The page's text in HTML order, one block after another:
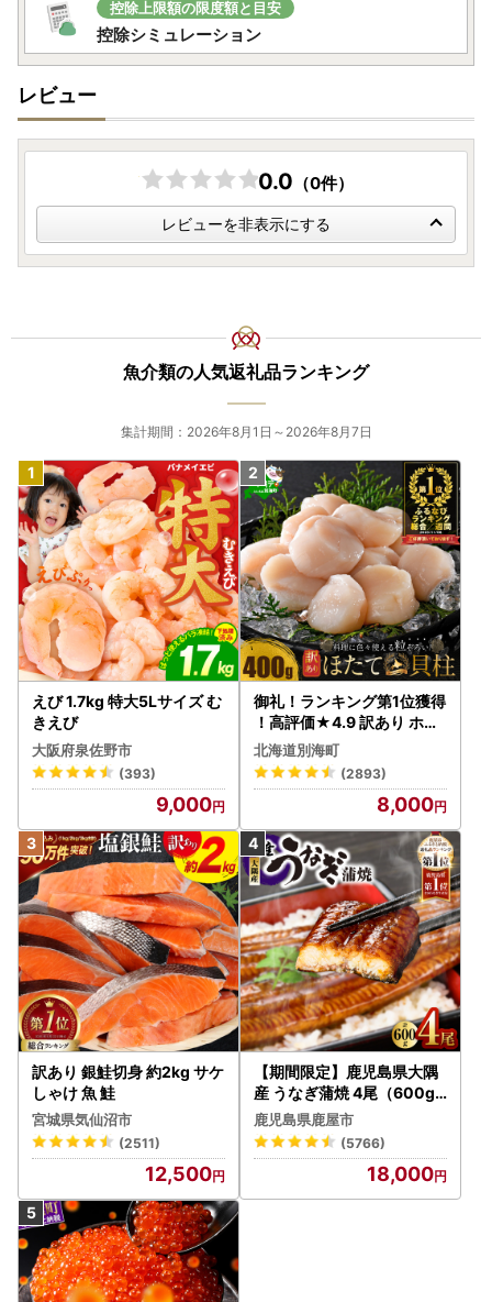
控除上限額の限度額と目安
控除シミュレーション
レビュー
0.0 （0件）
レビューを非表示にする
魚介類の人気返礼品ランキング
集計期間：2026年8月1日～2026年8月7日
えび 1.7kg 特大5Lサイズ む
きえび
大阪府泉佐野市
(393)
9,000
御礼！ランキング第1位獲得
！高評価★4.9 訳あり ホタ
テ 400g（ほたて 帆立 貝柱
冷凍 ）
北海道別海町
(2893)
8,000
訳あり 銀鮭切身 約2kg サケ
しゃけ 魚 鮭
宮城県気仙沼市
(2511)
12,500
【期間限定】鹿児島県大隅
産 うなぎ蒲焼 4尾（600g
） KN007-004-04-cp18
うなぎ 鰻 魚 惣菜 総菜
鹿児島県鹿屋市
(5766)
18,000